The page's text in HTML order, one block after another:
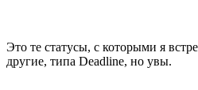
Это те статусы, с которыми я
другие, типа Deadline, но увы.